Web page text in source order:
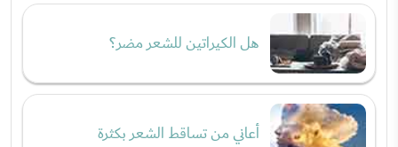
هل الكيراتين للشعر مضر؟
أعاني من تساقط الشعر بكثرة